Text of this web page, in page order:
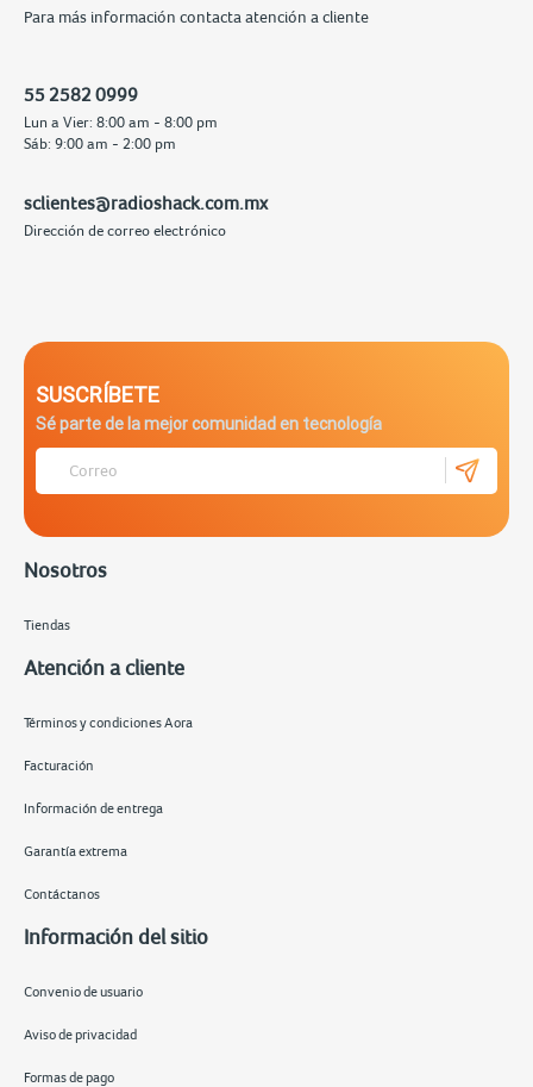
Para más información contacta atención a cliente
55 2582 0999
Lun a Vier: 8:00 am - 8:00 pm
Sáb: 9:00 am - 2:00 pm
sclientes@radioshack.com.mx
Dirección de correo electrónico
SUSCRÍBETE
Sé parte de la mejor comunidad en tecnología
Nosotros
Tiendas
Atención a cliente
Términos y condiciones Aora
Facturación
Información de entrega
Garantía extrema
Contáctanos
Información del sitio
Convenio de usuario
Aviso de privacidad
Formas de pago